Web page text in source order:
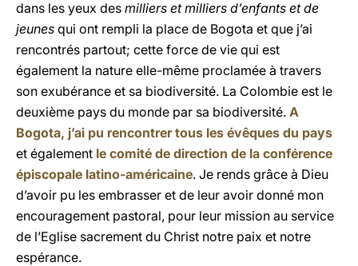
dans les yeux des milliers et milliers d’enfants et de
jeunes qui ont rempli la place de Bogota et que j’ai
rencontrés partout; cette force de vie qui est
également la nature elle-même proclamée à travers
son exubérance et sa biodiversité. La Colombie est le
deuxième pays du monde par sa biodiversité. A
Bogota, j’ai pu rencontrer tous les évêques du pays
et également le comité de direction de la conférence
épiscopale latino-américaine. Je rends grâce à Dieu
d’avoir pu les embrasser et de leur avoir donné mon
encouragement pastoral, pour leur mission au service
de l’Eglise sacrement du Christ notre paix et notre
espérance.